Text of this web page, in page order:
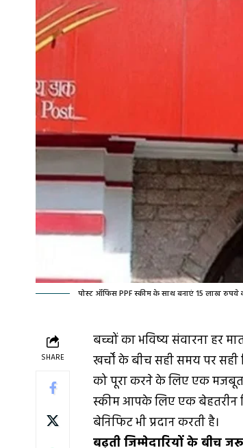
पोस्ट ऑफिस PPF स्कीम के साथ बनाएं 15 लाख रुपये
SHARE
बच्चों का भविष्य संवारना हर
खर्चों के बीच सही समय पर
को पूरा करने के लिए एक मजबूत
स्कीम आपके लिए एक बेहतरीन
बेनिफिट भी प्रदान करती है।
बढ़ती जिम्मेदारियों के बीच